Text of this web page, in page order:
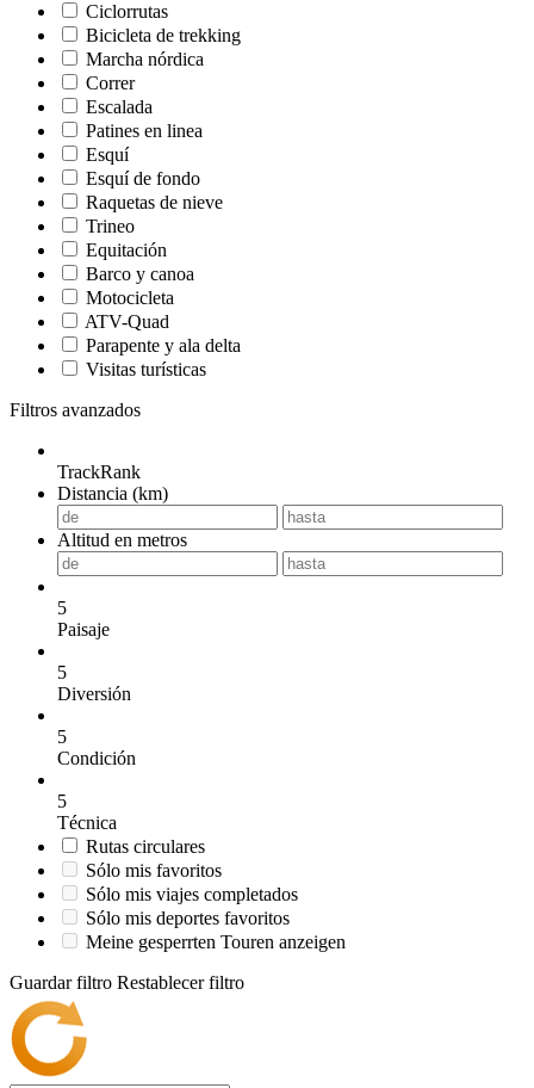
Ciclorrutas
Bicicleta de trekking
Marcha nórdica
Correr
Escalada
Patines en linea
Esquí
Esquí de fondo
Raquetas de nieve
Trineo
Equitación
Barco y canoa
Motocicleta
ATV-Quad
Parapente y ala delta
Visitas turísticas
Filtros avanzados
TrackRank
Distancia (km)
Altitud en metros
5
Paisaje
5
Diversión
5
Condición
5
Técnica
Rutas circulares
Sólo mis favoritos
Sólo mis viajes completados
Sólo mis deportes favoritos
Meine gesperrten Touren anzeigen
Guardar filtro Restablecer filtro